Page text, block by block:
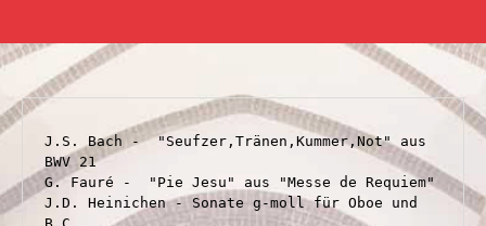
J.S. Bach -  "Seufzer,Tränen,Kummer,Not" aus
BWV 21
G. Fauré -  "Pie Jesu" aus "Messe de Requiem"
J.D. Heinichen - Sonate g-moll für Oboe und